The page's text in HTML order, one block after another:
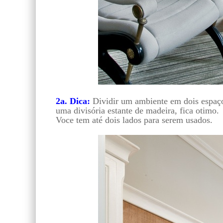
2a. Dica: Dividir um ambiente em dois
uma divisória estante de madeira, fica otimo.
Voce tem até dois lados para serem usados.